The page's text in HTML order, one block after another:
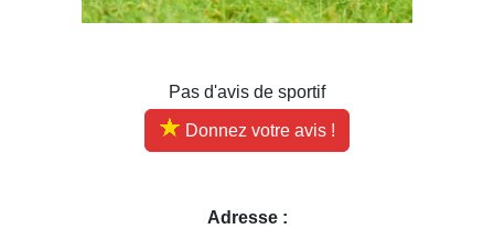
Pas d'avis de sportif
Donnez votre avis !
Adresse :